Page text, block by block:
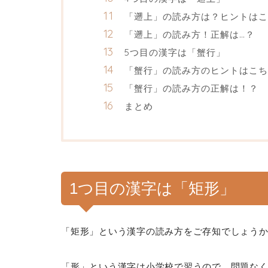
「遡上」の読み方は？ヒントは
「遡上」の読み方！正解は…？
5つ目の漢字は「蟹行」
「蟹行」の読み方のヒントはこ
「蟹行」の読み方の正解は！？
まとめ
1つ目の漢字は「矩形」
「矩形」という漢字の読み方をご存知でしょうか